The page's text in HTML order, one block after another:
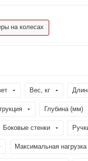
на колесах
Вес, кг
Глубина (мм)
Боковые стенки
Максимальная нагрузка